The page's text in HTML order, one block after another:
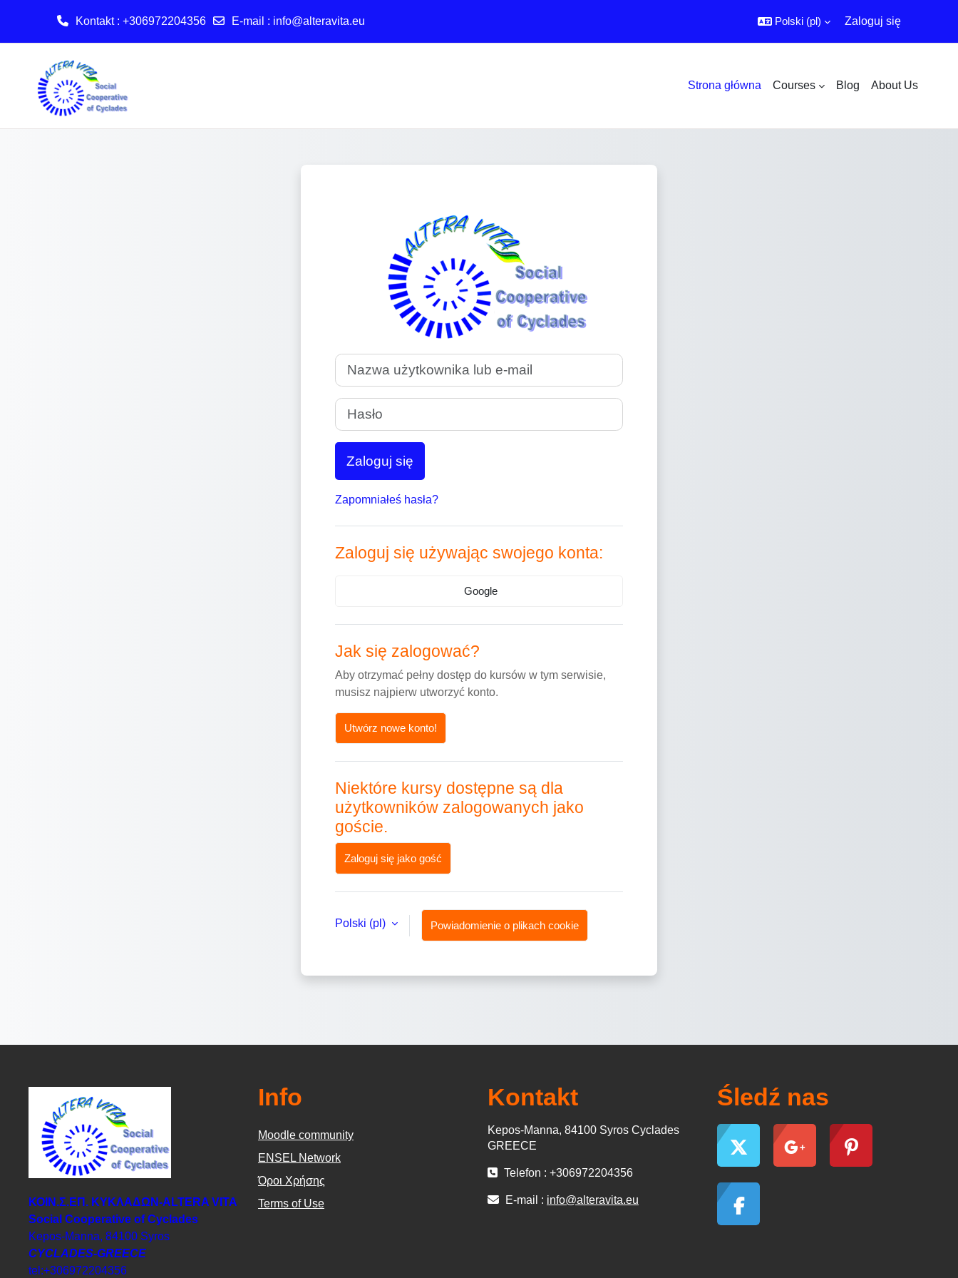
Kontakt : +306972204356 E-mail : info@alteravita.eu Polski ‎(pl)‎ Zaloguj się
Strona główna Courses Blog About Us
Nazwa użytkownika lub e-mail
Hasło
Zaloguj się
Zapomniałeś hasła?
Zaloguj się używając swojego konta:
Google
Jak się zalogować?
Aby otrzymać pełny dostęp do kursów w tym serwisie,
musisz najpierw utworzyć konto.
Utwórz nowe konto!
Niektóre kursy dostępne są dla
użytkowników zalogowanych jako
goście.
Zaloguj się jako gość
Polski ‎(pl)‎ Powiadomienie o plikach cookie
ΚΟΙΝ.Σ.ΕΠ. ΚΥΚΛΑΔΩΝ-ΑLTERA VITA
Social Cooperative of Cyclades
Kepos-Manna, 84100 Syros
CYCLADES-GREECE
tel:+306972204356
Info
Moodle community
ΕΝSEL Network
Όροι Χρήσης
Terms of Use
Kontakt
Kepos-Manna, 84100 Syros Cyclades
GREECE
Telefon : +306972204356
E-mail : info@alteravita.eu
Śledź nas